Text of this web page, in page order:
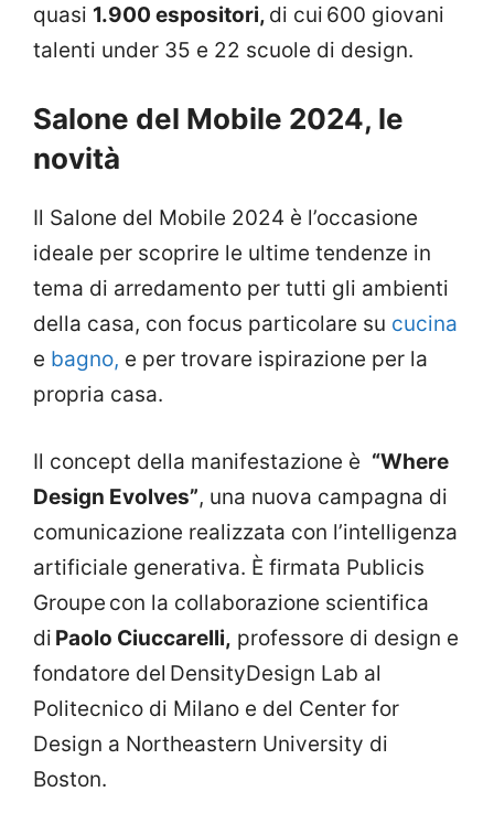
quasi 1.900 espositori, di cui 600 giovani
talenti under 35 e 22 scuole di design.
Salone del Mobile 2024, le
novità
Il Salone del Mobile 2024 è l’occasione
ideale per scoprire le ultime tendenze in
tema di arredamento per tutti gli ambienti
della casa, con focus particolare su cucina
e bagno, e per trovare ispirazione per la
propria casa.
Il concept della manifestazione è “Where
Design Evolves”, una nuova campagna di
comunicazione realizzata con l’intelligenza
artificiale generativa. È firmata Publicis
Groupe con la collaborazione scientifica
di Paolo Ciuccarelli, professore di design e
fondatore del DensityDesign Lab al
Politecnico di Milano e del Center for
Design a Northeastern University di
Boston.